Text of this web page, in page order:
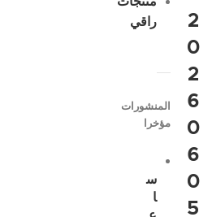
2
0
2
6
0
6
0
5
راقي
المنشورات
مؤخرا
س
ا